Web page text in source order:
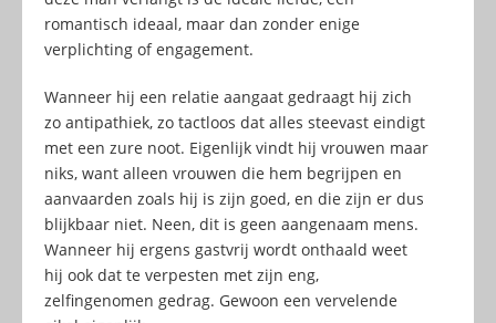
romantisch ideaal, maar dan zonder enige
verplichting of engagement.
Wanneer hij een relatie aangaat gedraagt hij zich
zo antipathiek, zo tactloos dat alles steevast eindigt
met een zure noot. Eigenlijk vindt hij vrouwen maar
niks, want alleen vrouwen die hem begrijpen en
aanvaarden zoals hij is zijn goed, en die zijn er dus
blijkbaar niet. Neen, dit is geen aangenaam mens.
Wanneer hij ergens gastvrij wordt onthaald weet
hij ook dat te verpesten met zijn eng,
zelfingenomen gedrag. Gewoon een vervelende